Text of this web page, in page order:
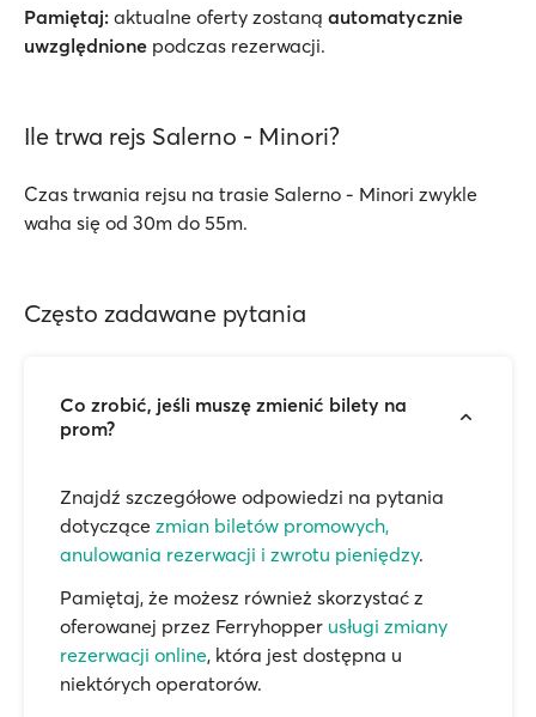
Pamiętaj: aktualne oferty zostaną automatycznie
uwzględnione podczas rezerwacji.
Ile trwa rejs Salerno - Minori?
Czas trwania rejsu na trasie Salerno - Minori zwykle
waha się od 30m do 55m.
Często zadawane pytania
Co zrobić, jeśli muszę zmienić bilety na
prom?
Znajdź szczegółowe odpowiedzi na pytania
dotyczące zmian biletów promowych,
anulowania rezerwacji i zwrotu pieniędzy.
Pamiętaj, że możesz również skorzystać z
oferowanej przez Ferryhopper usługi zmiany
rezerwacji online, która jest dostępna u
niektórych operatorów.